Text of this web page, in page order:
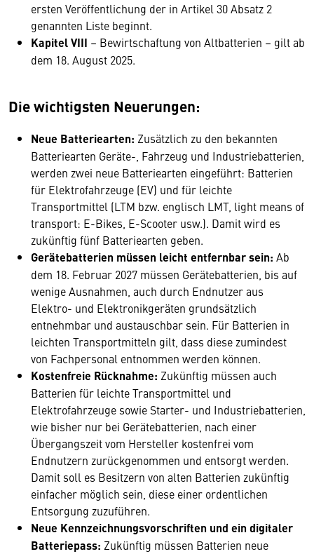
ersten Veröffentlichung der in Artikel 30 Absatz 2
genannten Liste beginnt.
Kapitel VIII – Bewirtschaftung von Altbatterien – gilt ab
dem 18. August 2025.
Die wichtigsten Neuerungen:
Neue Batteriearten: Zusätzlich zu den bekannten
Batteriearten Geräte-, Fahrzeug und Industriebatterien,
werden zwei neue Batteriearten eingeführt: Batterien
für Elektrofahrzeuge (EV) und für leichte
Transportmittel (LTM bzw. englisch LMT, light means of
transport: E-Bikes, E-Scooter usw.). Damit wird es
zukünftig fünf Batteriearten geben.
Gerätebatterien müssen leicht entfernbar sein: Ab
dem 18. Februar 2027 müssen Gerätebatterien, bis auf
wenige Ausnahmen, auch durch Endnutzer aus
Elektro- und Elektronikgeräten grundsätzlich
entnehmbar und austauschbar sein. Für Batterien in
leichten Transportmitteln gilt, dass diese zumindest
von Fachpersonal entnommen werden können.
Kostenfreie Rücknahme: Zukünftig müssen auch
Batterien für leichte Transportmittel und
Elektrofahrzeuge sowie Starter- und Industriebatterien,
wie bisher nur bei Gerätebatterien, nach einer
Übergangszeit vom Hersteller kostenfrei vom
Endnutzern zurückgenommen und entsorgt werden.
Damit soll es Besitzern von alten Batterien zukünftig
einfacher möglich sein, diese einer ordentlichen
Entsorgung zuzuführen.
Neue Kennzeichnungsvorschriften und ein digitaler
Batteriepass: Zukünftig müssen Batterien neue